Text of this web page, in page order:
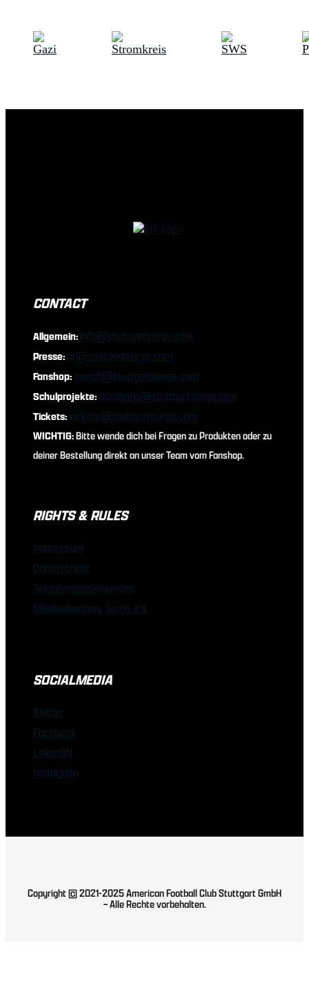
CONTACT
Allgemein:info@stuttgartsurge.com
Presse:pr@stuttgartsurge.com
Fanshop:merch@stuttgartsurge.com
Schulprojekte: academy@stuttgartsurge.com
Tickets: tickets@stuttgartsurge.com
WICHTIG:Bitte wende dich bei Fragen zu Produkten oder zu
deiner Bestellung direkt an unser Team vom Fanshop.
RIGHTS & RULES
Impressum
Datenschutz
Teilnahmebedingungen
Mitgliedsantrag Surge e.V.
SOCIALMEDIA
Twitter
Facebook
LinkedIN
Instagram
Copyright © 2021-2025 American Football Club Stuttgart GmbH
– Alle Rechte vorbehalten.